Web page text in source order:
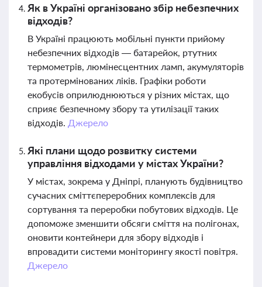
Як в Україні організовано збір небезпечних
відходів?
В Україні працюють мобільні пункти прийому
небезпечних відходів — батарейок, ртутних
термометрів, люмінесцентних ламп, акумуляторів
та протермінованих ліків. Графіки роботи
екобусів оприлюднюються у різних містах, що
сприяє безпечному збору та утилізації таких
відходів. Джерело
Які плани щодо розвитку системи
управління відходами у містах України?
У містах, зокрема у Дніпрі, планують будівництво
сучасних сміттєпереробних комплексів для
сортування та переробки побутових відходів. Це
допоможе зменшити обсяги сміття на полігонах,
оновити контейнери для збору відходів і
впровадити системи моніторингу якості повітря.
Джерело